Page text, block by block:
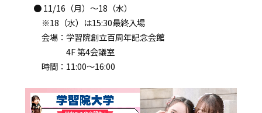
● 11/16（月）～18（水）
※18（水）は15:30最終入場
会場：学習院創立百周年記念会館
4F 第4会議室
時間：11:00～16:00